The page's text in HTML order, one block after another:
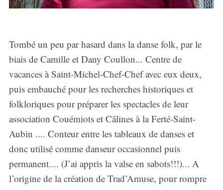
Tombé un peu par hasard dans la danse folk, par le
biais de Camille et Dany Coullon... Centre de
vacances à Saint-Michel-Chef-Chef avec eux deux,
puis embauché pour les recherches historiques et
folkloriques pour préparer les spectacles de leur
association Couémiots et Câlines à la Ferté-Saint-
Aubin .... Conteur entre les tableaux de danses et
donc utilisé comme danseur occasionnel puis
permanent.... (J’ai appris la valse en sabots!!!)... A
l’origine de la création de Trad’Amuse, pour rompre